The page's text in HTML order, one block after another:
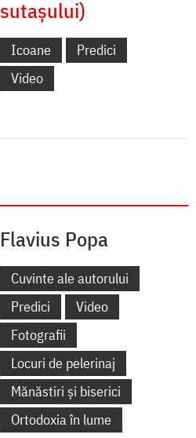
sutașului)
Icoane
Predici
Video
Flavius Popa
Cuvinte ale autorului
Predici
Video
Fotografii
Locuri de pelerinaj
Mănăstiri și biserici
Ortodoxia în lume